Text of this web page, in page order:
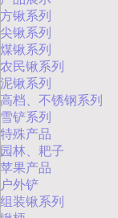
方锹系列
尖锹系列
煤锹系列
农民锹系列
泥锹系列
高档、不锈钢系列
雪铲系列
特殊产品
园林、耙子
苹果产品
户外铲
组装锹系列